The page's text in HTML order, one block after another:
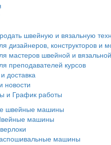
швейную и вязальную
дизайнеров, конструкторов и
мастеров швейной и
преподавателей курсов
доставка
новости
и График работы
швейные машины
машины
машины